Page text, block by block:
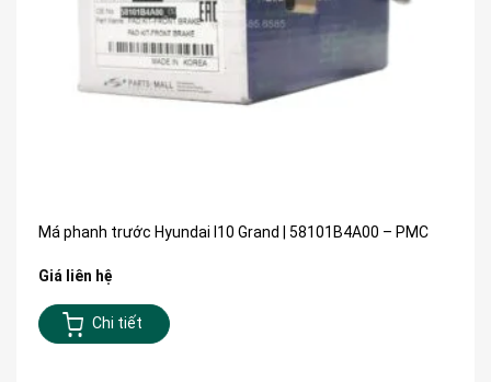
Má phanh trước Hyundai I10 Grand | 58101B4A00 – PMC
Giá liên hệ
Chi tiết